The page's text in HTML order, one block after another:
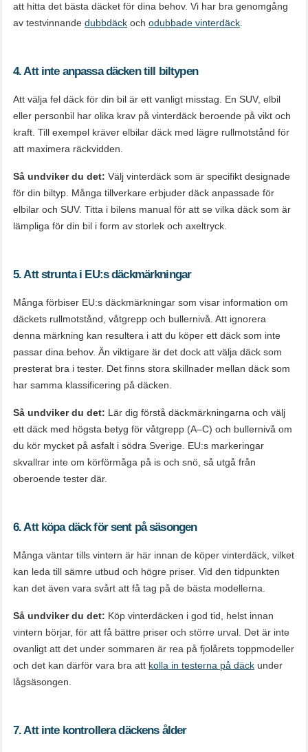
att hitta det bästa däcket för dina behov. Vi har bra genomgång
av testvinnande dubbdäck och odubbade vinterdäck
4. Att inte anpassa däcken till biltypen
Att välja fel däck för din bil är ett vanligt misstag. En SUV, elbil
eller personbil har olika krav på vinterdäck beroende på vikt och
kraft. Till exempel kräver elbilar däck med lägre rullmotstånd för
att maximera räckvidden.
Så undviker du det: Välj vinterdäck som är specifikt designade
för din biltyp. Många tillverkare erbjuder däck anpassade för
elbilar och SUV. Titta i bilens manual för att se vilka däck som är
lämpliga för din bil i form av storlek och axeltryck.
5. Att strunta i EU:s däckmärkningar
Många förbiser EU:s däckmärkningar som visar information om
däckets rullmotstånd, våtgrepp och bullernivå. Att ignorera
denna märkning kan resultera i att du köper ett däck som inte
passar dina behov. Än viktigare är det dock att välja däck som
presterat bra i tester. Det finns stora skillnader mellan däck som
har samma klassificering på däcken.
Så undviker du det: Lär dig förstå däckmärkningarna och välj
ett däck med högsta betyg för våtgrepp (A–C) och bullernivå om
du kör mycket på asfalt i södra Sverige. EU:s markeringar
skvallrar inte om körförmåga på is och snö, så utgå från
oberoende tester där.
6. Att köpa däck för sent på säsongen
Många väntar tills vintern är här innan de köper vinterdäck, vilket
kan leda till sämre utbud och högre priser. Vid den tidpunkten
kan det även vara svårt att få tag på de bästa modellerna.
Så undviker du det: Köp vinterdäcken i god tid, helst innan
vintern börjar, för att få bättre priser och större urval. Det är inte
ovanligt att det under sommaren är rea på fjolårets toppmodeller
och det kan därför vara bra att kolla in testerna på däck under
lågsäsongen.
7. Att inte kontrollera däckens ålder